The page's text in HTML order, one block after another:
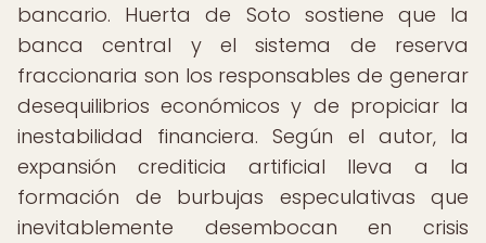
bancario. Huerta de Soto sostiene que la
banca central y el sistema de reserva
fraccionaria son los responsables de generar
desequilibrios económicos y de propiciar la
inestabilidad financiera. Según el autor, la
expansión crediticia artificial lleva a la
formación de burbujas especulativas que
inevitablemente desembocan en crisis